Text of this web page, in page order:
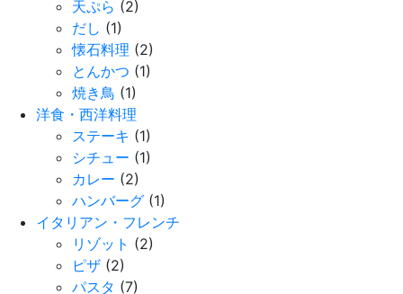
天ぷら (2)
だし (1)
懐石料理 (2)
とんかつ (1)
焼き鳥 (1)
洋食・西洋料理
ステーキ (1)
シチュー (1)
カレー (2)
ハンバーグ (1)
イタリアン・フレンチ
リゾット (2)
ピザ (2)
パスタ (7)